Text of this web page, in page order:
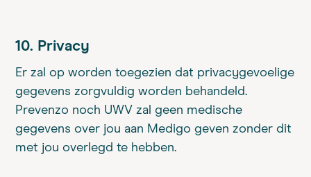
10. Privacy
Er zal op worden toegezien dat privacygevoelige
gegevens zorgvuldig worden behandeld.
Prevenzo noch UWV zal geen medische
gegevens over jou aan Medigo geven zonder dit
met jou overlegd te hebben.